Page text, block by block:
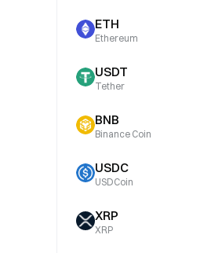
ETH
Ethereum
USDT
Tether
BNB
Binance Coin
USDC
USDCoin
XRP
XRP